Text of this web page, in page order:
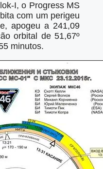
I, o Progress MS
com um perigeu
apogeu a 241,09
orbital de 51,67º
minutos.